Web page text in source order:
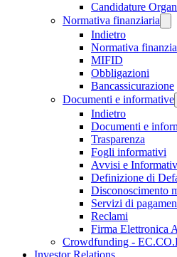
Candidature
Normativa finanziaria
Indietro
Normativa
MIFID
Obbligazioni
Bancassicurazione
Documenti e informative
Indietro
Documenti e
Trasparenza
Fogli informativi
Avvisi e
Definizione di
Disconoscimento
Servizi di
Reclami
Firma Elettronica
Crowdfunding -
Investor Relations